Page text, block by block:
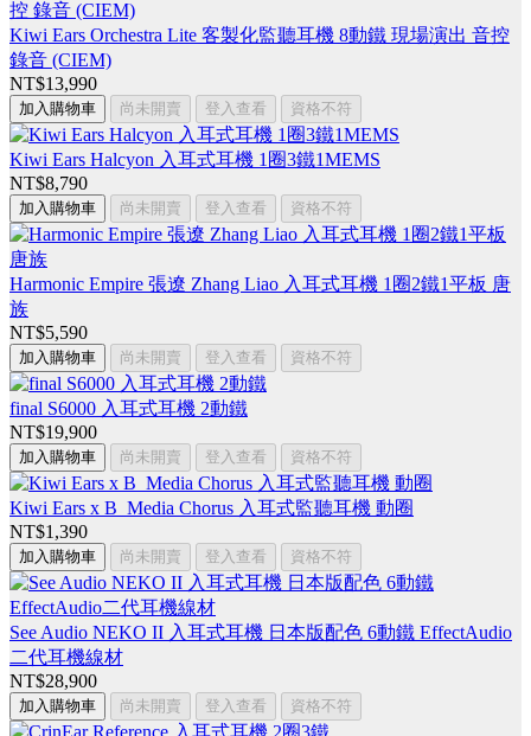
Kiwi Ears Orchestra Lite 客製化監聽耳機 8動鐵 現場演出 音控
錄音 (CIEM)
NT$13,990
加入購物車 尚未開賣 登入查看 資格不符
Kiwi Ears Halcyon 入耳式耳機 1圈3鐵1MEMS
NT$8,790
加入購物車 尚未開賣 登入查看 資格不符
Harmonic Empire 張遼 Zhang Liao 入耳式耳機 1圈2鐵1平板 唐
族
NT$5,590
加入購物車 尚未開賣 登入查看 資格不符
final S6000 入耳式耳機 2動鐵
NT$19,900
加入購物車 尚未開賣 登入查看 資格不符
Kiwi Ears x B_Media Chorus 入耳式監聽耳機 動圈
NT$1,390
加入購物車 尚未開賣 登入查看 資格不符
See Audio NEKO II 入耳式耳機 日本版配色 6動鐵 EffectAudio
二代耳機線材
NT$28,900
加入購物車 尚未開賣 登入查看 資格不符